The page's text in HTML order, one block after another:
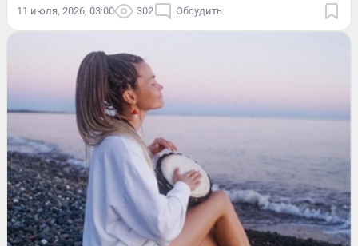
11 июля, 2026, 03:00 302 Обсудить